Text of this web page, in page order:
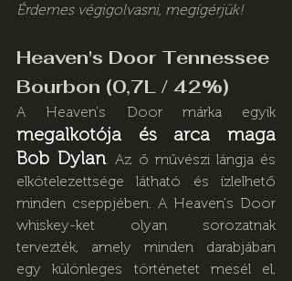
Érdemes végigolvasni, megígérjük!
Heaven's Door Tennessee
Bourbon (0,7L / 42%)
A Heaven's Door márka egyik
megalkotója és arca maga
Bob Dylan. Az ő művészi lángja és
elkötelezettsége látható és ízlelhető
minden cseppjében. A Heaven's Door
whiskey-ket olyan sorozatnak
tervezték, amely minden darabjában
egy különleges történetet mesél el,